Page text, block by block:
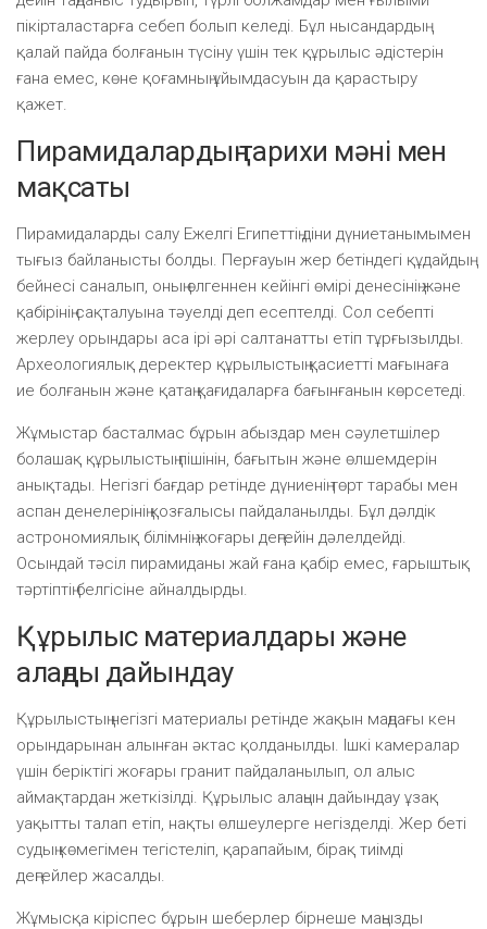
пікірталастарға себеп болып келеді. Бұл нысандардың
қалай пайда болғанын түсіну үшін тек құрылыс әдістерін
ғана емес, көне қоғамның ұйымдасуын да қарастыру
қажет.
Пирамидалардың тарихи мәні мен
мақсаты
Пирамидаларды салу Ежелгі Египеттің діни дүниетанымымен
тығыз байланысты болды. Перғауын жер бетіндегі құдайдың
бейнесі саналып, оның өлгеннен кейінгі өмірі денесінің және
қабірінің сақталуына тәуелді деп есептелді. Сол себепті
жерлеу орындары аса ірі әрі салтанатты етіп тұрғызылды.
Археологиялық деректер құрылыстың қасиетті мағынаға
ие болғанын және қатаң қағидаларға бағынғанын көрсетеді.
Жұмыстар басталмас бұрын абыздар мен сәулетшілер
болашақ құрылыстың пішінін, бағытын және өлшемдерін
анықтады. Негізгі бағдар ретінде дүниенің төрт тарабы мен
аспан денелерінің қозғалысы пайдаланылды. Бұл дәлдік
астрономиялық білімнің жоғары деңгейін дәлелдейді.
Осындай тәсіл пирамиданы жай ғана қабір емес, ғарыштық
тәртіптің белгісіне айналдырды.
Құрылыс материалдары және
алаңды дайындау
Құрылыстың негізгі материалы ретінде жақын маңдағы кен
орындарынан алынған әктас қолданылды. Ішкі камералар
үшін беріктігі жоғары гранит пайдаланылып, ол алыс
аймақтардан жеткізілді. Құрылыс алаңын дайындау ұзақ
уақытты талап етіп, нақты өлшеулерге негізделді. Жер беті
судың көмегімен тегістеліп, қарапайым, бірақ тиімді
деңгейлер жасалды.
Жұмысқа кіріспес бұрын шеберлер бірнеше маңызды